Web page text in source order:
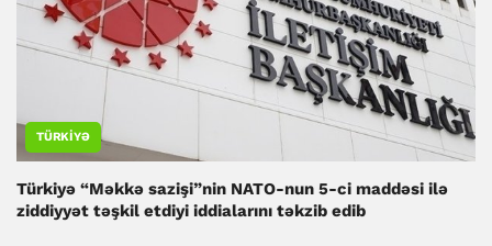
TÜRKIYƏ
Türkiyə “Məkkə sazişi”nin NATO-nun 5-ci maddəsi ilə
ziddiyyət təşkil etdiyi iddialarını təkzib edib